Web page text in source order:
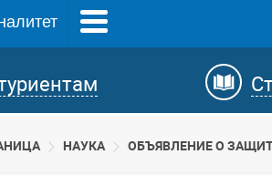
НАУКА ОБЪЯВЛЕНИЕ О